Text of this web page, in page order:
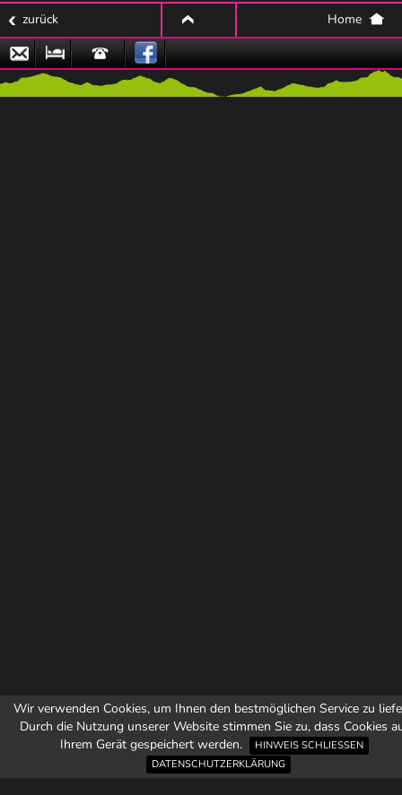
Wir verwenden Cookies, um Ihnen den bestmöglichen Service zu
Durch die Nutzung unserer Website stimmen Sie zu, dass Cookies
Ihrem Gerät gespeichert werden.
HINWEIS SCHLIESSEN
DATENSCHUTZERKLÄRUNG
zurück top
Home
Email
Zu
den
Hotline